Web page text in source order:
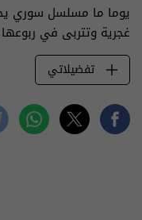
يوما ما مسلسل سوري
غجرية وتتربى في
تفضيلاتي